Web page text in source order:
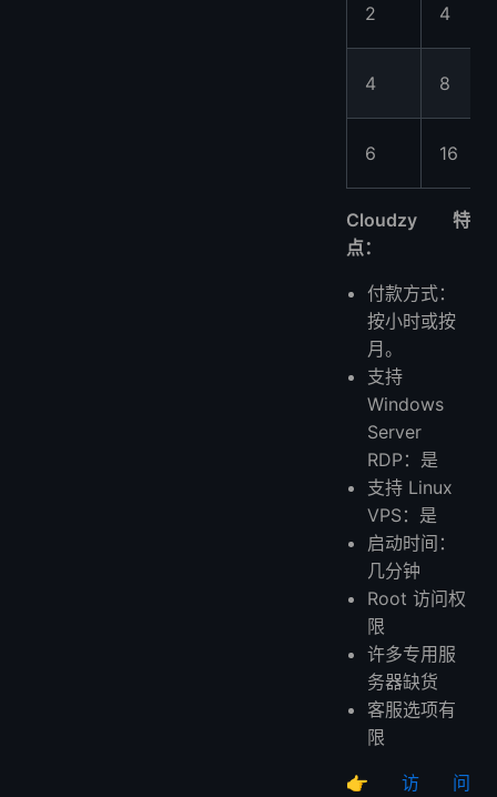
2 4
4 8
6 16
Cloudzy 特
点：
付款方式：
按小时或按
月。
支持
Windows
Server
RDP：是
支持 Linux
VPS：是
启动时间：
几分钟
Root 访问权
限
许多专用服
务器缺货
客服选项有
限
👉 访问